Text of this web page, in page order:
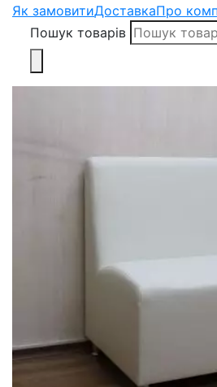
Як замовитиДоставкаПро
Пошук товарів